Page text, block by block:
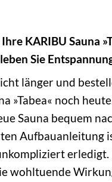
KARIBU Sauna
Sie
länger und
»Tabea« noch
Sauna bequem
Aufbauanleitung
erledigt.
wohltuende